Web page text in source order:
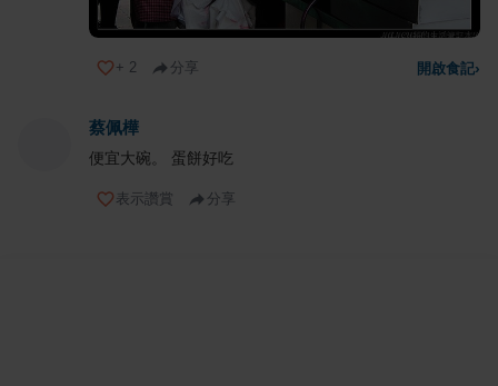
+ 2 分享 開啟食記›
蔡佩樺
便宜大碗。 蛋餅好吃
表示讚賞 分享